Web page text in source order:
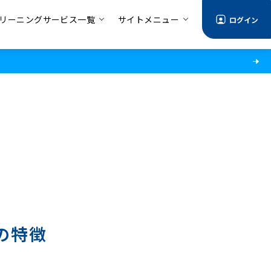
ーニングサービス一覧 サイトメニュー ログイン
特徴